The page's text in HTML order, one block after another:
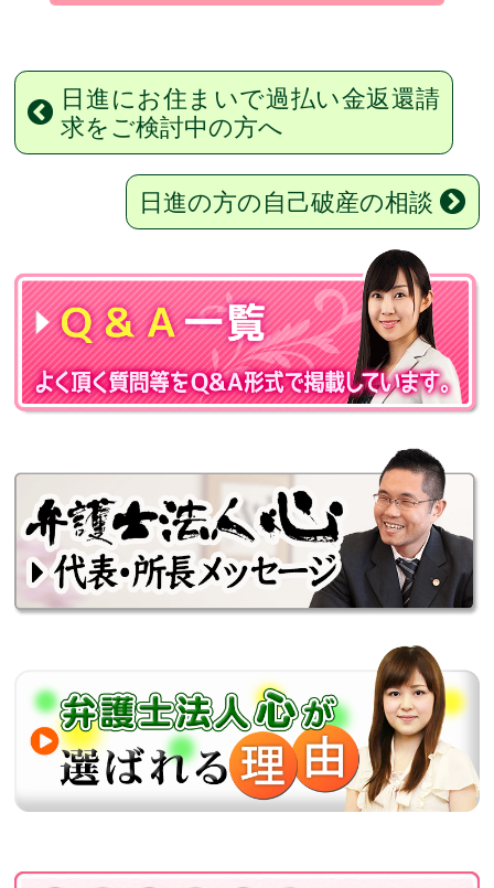
日進にお住まいで過払い金返還請
求をご検討中の方へ
日進の方の自己破産の相談